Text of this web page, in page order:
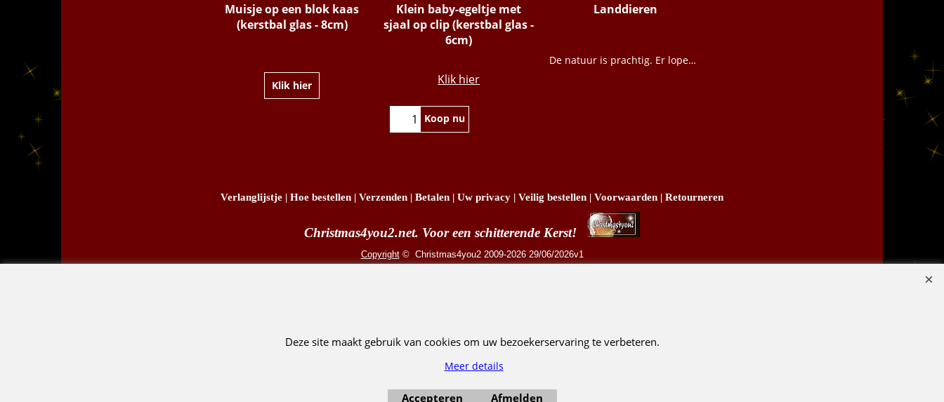
Muisje op een blok kaas
(kerstbal glas - 8cm)
Klik hier
Klein baby-egeltje met
sjaal op clip (kerstbal glas -
6cm)
Klik hier
Koop nu
Landdieren
De natuur is prachtig. Er lopen en kruipen heel veel mooie dieren! Kijk hier en zoek jouw favoriete dieren uit voor in je kerstboom.
Verlanglijstje | Hoe bestellen | Verzenden | Betalen | Uw privacy | Veilig bestellen | Voorwaarden | Retourneren
Christmas4you2.net. Voor een schitterende Kerst!
Copyright© Christmas4you2 2009-2026 29/06/2026v1
Deze site maakt gebruik van cookies om uw bezoekerservaring te verbeteren.
Meer details
Accepteren Afmelden